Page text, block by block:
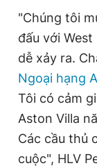
Thông tin tòa
Đọc Thanh
"Chúng tôi
đấu với
dễ xảy ra.
Ngoại hạng
Tôi có cảm
Aston Villa
Các cầu thủ
cuộc", HLV